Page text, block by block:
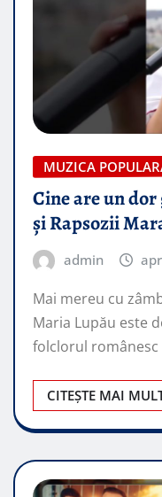
MUZICA
Cine are un dor
și Rapsozii
admin
Mai mereu cu
Maria Lupău este
folclorul
CITEȘTE MAI